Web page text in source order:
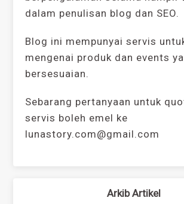
dalam penulisan blog dan SEO.
Blog ini mempunyai servis
mengenai produk dan events
bersesuaian.
Sebarang pertanyaan untuk
servis boleh emel ke
lunastory.com@gmail.com
Arkib Artikel